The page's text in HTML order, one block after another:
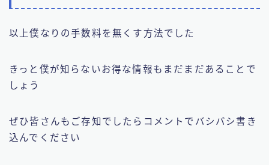
以上僕なりの手数料を無くす方法でした
きっと僕が知らないお得な情報もまだまだあることで
しょう
ぜひ皆さんもご存知でしたらコメントでバシバシ書き
込んでください